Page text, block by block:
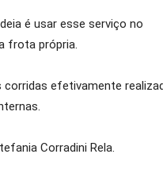
é usar esse serviço no
frota própria.
efetivamente
Corradini Rela.